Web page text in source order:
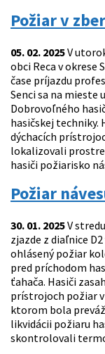
Požiar v
05. 02. 2025V
obci Reca v okrese
čase príjazdu
Senci sa na mieste
Dobrovoľného
hasičskej techniky.
dýchacích
lokalizovali
hasiči požiarisko
Požiar
30. 01. 2025V
zjazde z diaľnice
ohlásený požiar
pred príchodom
ťahača. Hasiči
prístrojoch požiar
ktorom bola
likvidácii požiaru
skontrolovali